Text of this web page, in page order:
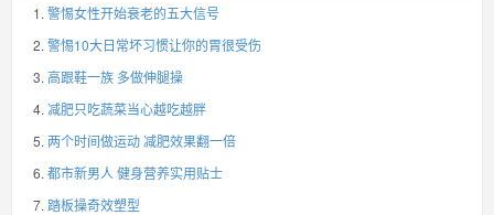
警惕女性开始衰老的五大信号
警惕10大日常坏习惯让你的胃很受伤
高跟鞋一族 多做伸腿操
减肥只吃蔬菜当心越吃越胖
两个时间做运动 减肥效果翻一倍
都市新男人 健身营养实用贴士
踏板操奇效塑型